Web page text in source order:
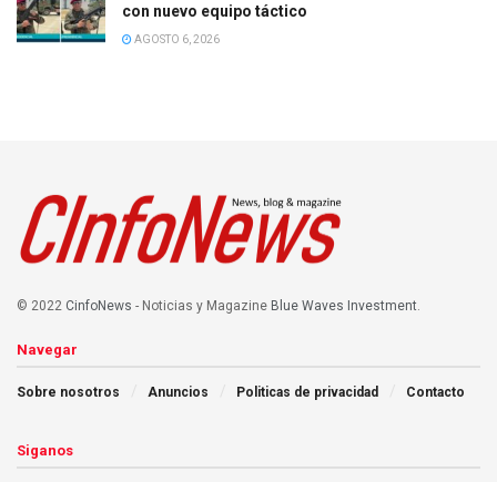
con nuevo equipo táctico
AGOSTO 6, 2026
© 2022 CinfoNews - Noticias y Magazine Blue Waves Investment.
Navegar
Sobre nosotros Anuncios Politicas de privacidad Contacto
Siganos